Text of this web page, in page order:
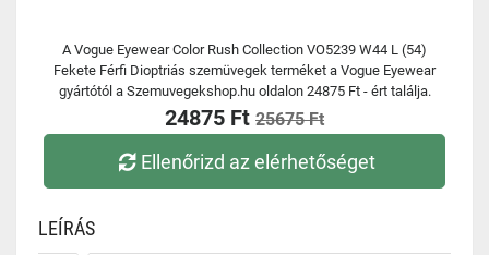
A Vogue Eyewear Color Rush Collection VO5239 W44 L (54)
Fekete Férfi Dioptriás szemüvegek terméket a Vogue Eyewear
gyártótól a Szemuvegekshop.hu oldalon 24875 Ft - ért találja.
24875 Ft 25675 Ft
Ellenőrizd az elérhetőséget
LEÍRÁS